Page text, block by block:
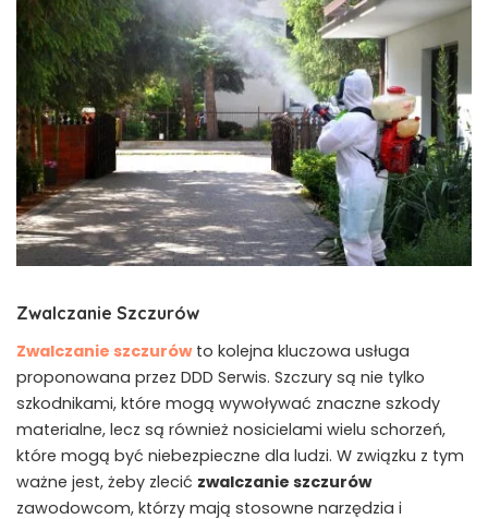
Zwalczanie Szczurów
Zwalczanie szczurówto kolejna kluczowa usługa
proponowana przez DDD Serwis. Szczury są nie tylko
szkodnikami, które mogą wywoływać znaczne szkody
materialne, lecz są również nosicielami wielu schorzeń,
które mogą być niebezpieczne dla ludzi. W związku z tym
ważne jest, żeby zlecić zwalczanie szczurów
zawodowcom, którzy mają stosowne narzędzia i